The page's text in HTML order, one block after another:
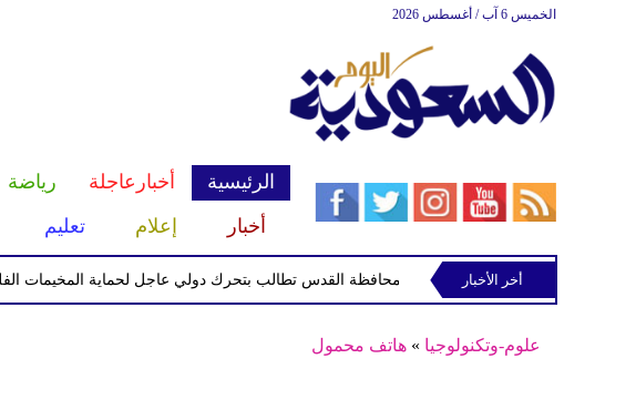
الخميس 6 آب / أغسطس 2026
الرئيسية أخبارعاجلة رياضة
أخبار
إعلام تعليم
محافظة القدس تطالب بتحرك دولي عاجل لحماية المخيمات الفلسطينية أخر الأخبار
علوم-وتكنولوجيا » هاتف محمول